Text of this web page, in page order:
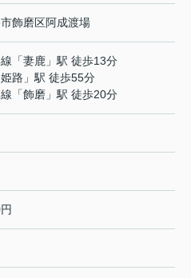
飾磨区阿成渡場
「妻鹿 」駅 徒歩13分
姫路 」駅 徒歩55分
「飾磨 」駅 徒歩20分